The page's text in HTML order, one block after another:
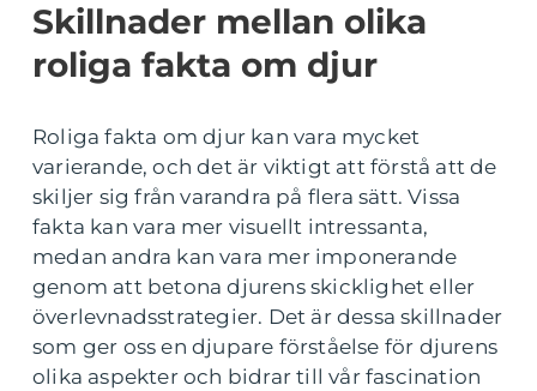
Skillnader mellan olika
roliga fakta om djur
Roliga fakta om djur kan vara mycket
varierande, och det är viktigt att förstå att de
skiljer sig från varandra på flera sätt. Vissa
fakta kan vara mer visuellt intressanta,
medan andra kan vara mer imponerande
genom att betona djurens skicklighet eller
överlevnadsstrategier. Det är dessa skillnader
som ger oss en djupare förståelse för djurens
olika aspekter och bidrar till vår fascination